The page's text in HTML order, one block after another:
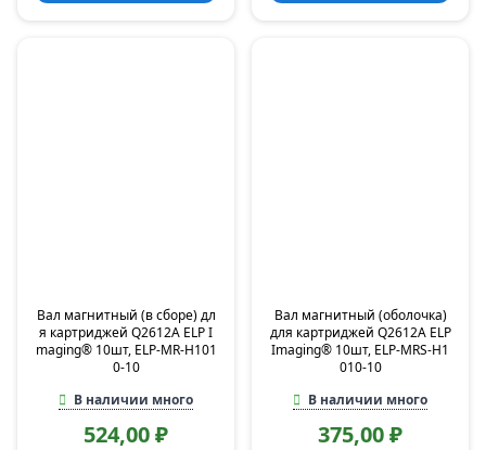
Вал магнитный (в сборе) дл
я картриджей Q2612A ELP I
maging® 10шт, ELP-MR-H101
0-10
В наличии много
524,00 ₽
Вал магнитный (оболочка)
для картриджей Q2612A ELP
Imaging® 10шт, ELP-MRS-H1
010-10
В наличии много
375,00 ₽